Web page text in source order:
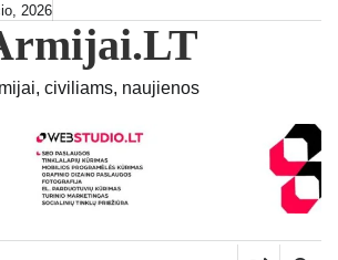
2026
civiliams, naujienos